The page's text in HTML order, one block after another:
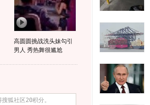
高圆圆挑战洗头妹勾引
男人 秀热舞很尴尬